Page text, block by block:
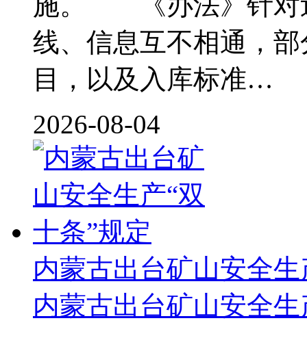
线、信息互不相通，
目，以及入库标准…
2026-08-04
内蒙古出台矿山安全
内蒙古出台矿山安全